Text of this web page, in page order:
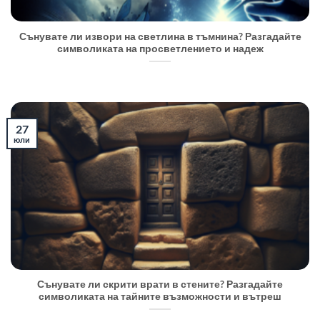
Сънувате ли извори на светлина в тъмнина? Разгадайте
символиката на просветлението и надеж
Сънувате ли скрити врати в стените? Разгадайте
символиката на тайните възможности и вътреш
27
юли